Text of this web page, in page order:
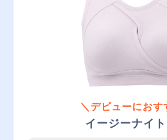
＼デビューにおす
イージーナイ